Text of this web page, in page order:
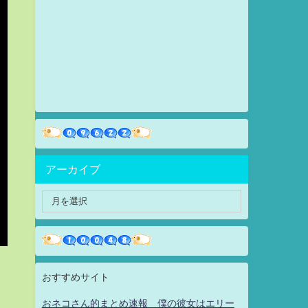
アーカイブ
おすすめサイト
おネコさん的まとめ速報 僕の彼女はエリー